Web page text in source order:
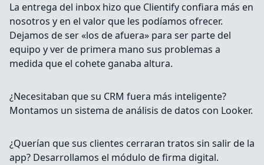
La entrega del inbox hizo que Clientify confiara más en
nosotros y en el valor que les podíamos ofrecer.
Dejamos de ser «los de afuera» para ser parte del
equipo y ver de primera mano sus problemas a
medida que el cohete ganaba altura.
¿Necesitaban que su CRM fuera más inteligente?
Montamos un sistema de análisis de datos con Looker.
¿Querían que sus clientes cerraran tratos sin salir de la
app? Desarrollamos el módulo de firma digital.